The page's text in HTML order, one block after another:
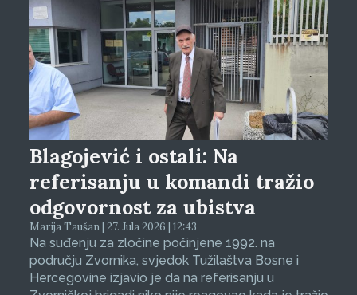
Blagojević i ostali: Na
referisanju u komandi tražio
odgovornost za ubistva
Marija Taušan | 27. Jula 2026 | 12:43
Na suđenju za zločine počinjene 1992. na
području Zvornika, svjedok Tužilaštva Bosne i
Hercegovine izjavio je da na referisanju u